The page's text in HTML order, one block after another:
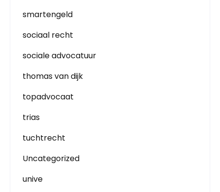
smartengeld
sociaal recht
sociale advocatuur
thomas van dijk
topadvocaat
trias
tuchtrecht
Uncategorized
unive